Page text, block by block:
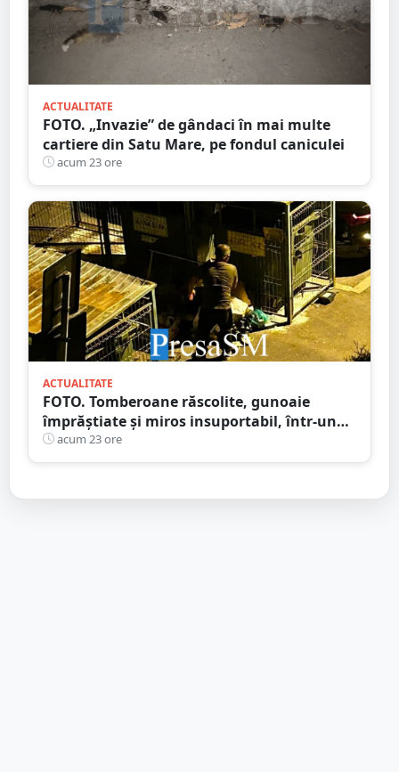
ACTUALITATE
FOTO. „Invazie” de gândaci în mai multe
cartiere din Satu Mare, pe fondul caniculei
acum 23 ore
ACTUALITATE
FOTO. Tomberoane răscolite, gunoaie
împrăștiate și miros insuportabil, într-un
cartier al Sătmarului
acum 23 ore